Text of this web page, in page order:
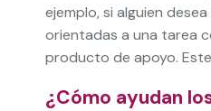
ejemplo, si alguien
orientadas a una tarea
producto de apoyo.
¿Cómo ayudan